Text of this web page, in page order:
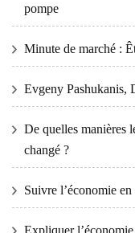
pompe
Minute de marché :
Evgeny Pashukanis,
De quelles manières
changé ?
Suivre l’économie
Expliquer